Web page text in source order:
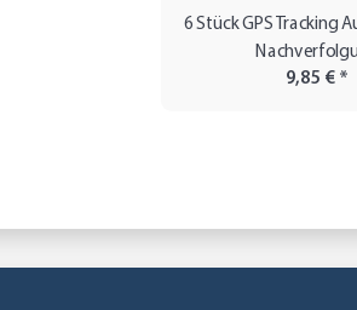
6 Stück GPS Tracking
9,85 € *